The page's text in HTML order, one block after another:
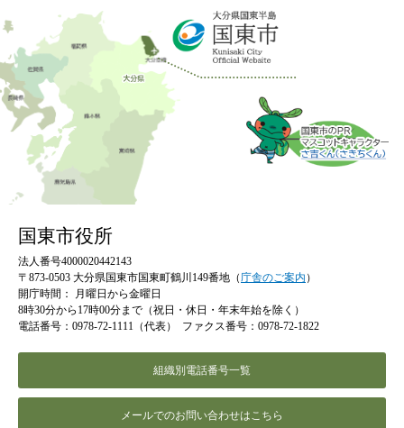
国東市役所
法人番号4000020442143
〒873-0503 大分県国東市国東町鶴川149番地（庁舎のご案内 ）
開庁時間：
月曜日から金曜日
8時30分から17時00分まで（祝日・休日・年末年始を除く）
電話番号：0978-72-1111（代表）
ファクス番号：0978-72-1822
組織別電話番号一覧
メールでのお問い合わせはこちら